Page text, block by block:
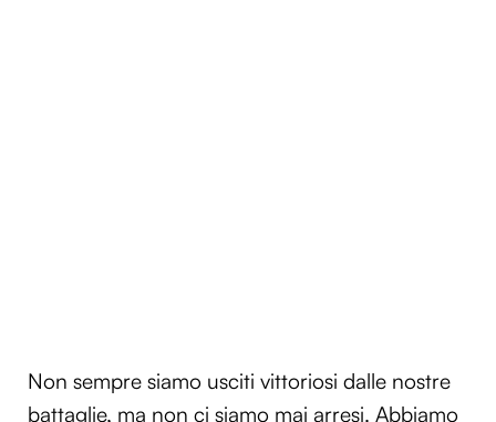
Non sempre siamo usciti vittoriosi dalle nostre
battaglie, ma non ci siamo mai arresi. Abbiamo